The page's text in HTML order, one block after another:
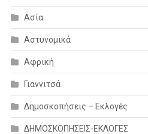
Ασία
Αστυνομικά
Αφρική
Γιαννιτσά
Δημοσκοπήσεις – Εκλογές
ΔΗΜΟΣΚΟΠΗΣΕΙΣ-ΕΚΛΟΓΕΣ